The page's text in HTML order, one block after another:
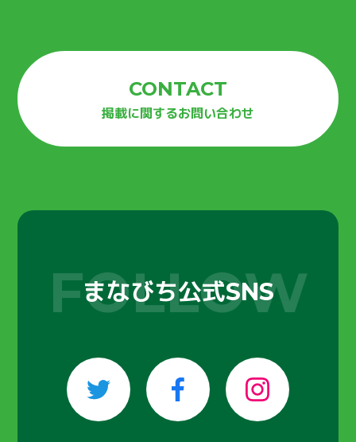
STUDY
ABOUT
CONTACT
掲載に関するお問い合わせ
まなびち公式SNS